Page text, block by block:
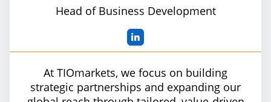
Head of Business Development
in
At TIOmarkets, we focus on building
strategic partnerships and expanding our